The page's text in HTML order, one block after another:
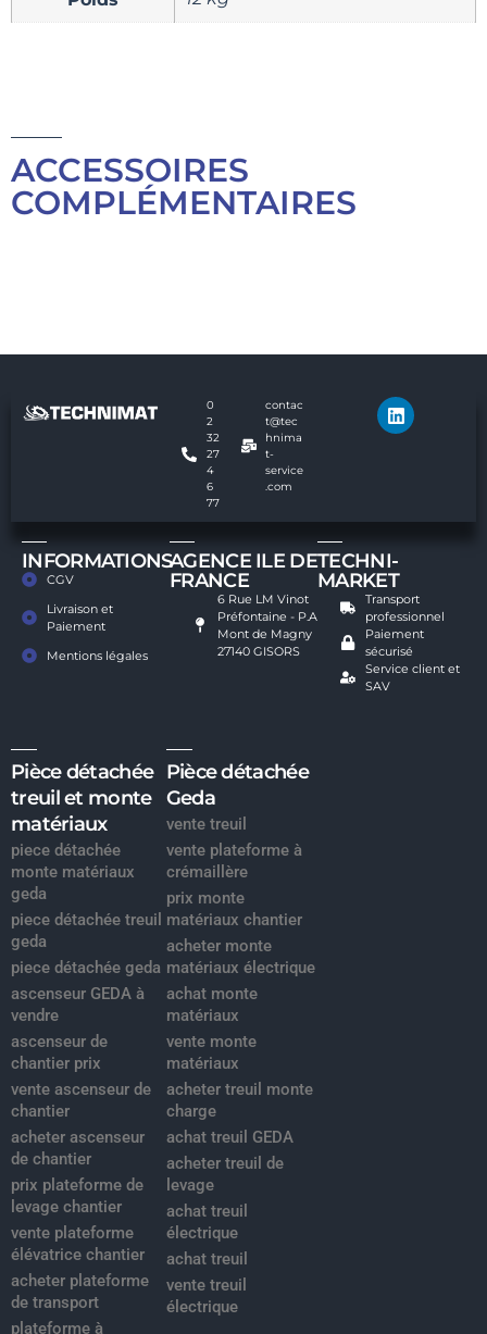
ACCESSOIRES
COMPLÉMENTAIRES
0
2
32
27
4
6
77
contac
t@tec
hnima
t-
service
.com
INFORMATIONS
CGV
Livraison et
Paiement
Mentions légales
AGENCE ILE DE
FRANCE
6 Rue LM Vinot
Préfontaine - P.A
Mont de Magny
27140 GISORS
TECHNI-
MARKET
Transport
professionnel
Paiement
sécurisé
Service client et
SAV
Pièce détachée
treuil et monte
matériaux
piece détachée
monte matériaux
geda
piece détachée treuil
geda
piece détachée geda
ascenseur GEDA à
vendre
ascenseur de
chantier prix
vente ascenseur de
chantier
acheter ascenseur
de chantier
prix plateforme de
levage chantier
vente plateforme
élévatrice chantier
acheter plateforme
de transport
plateforme à
Pièce détachée
Geda
vente treuil
vente plateforme à
crémaillère
prix monte
matériaux chantier
acheter monte
matériaux électrique
achat monte
matériaux
vente monte
matériaux
acheter treuil monte
charge
achat treuil GEDA
acheter treuil de
levage
achat treuil
électrique
achat treuil
vente treuil
électrique